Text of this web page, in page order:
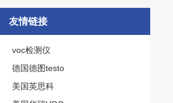
友情链接
voc检测仪
德国德图testo
美国英思科